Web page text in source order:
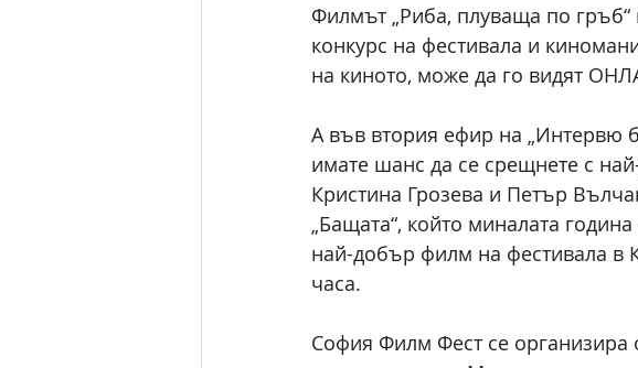
Филмът „Риба, плуваща по
конкурс на фестивала и
на киното, може да го видят
А във втория ефир на „Интервю
имате шанс да се срещнете с
Кристина Грозева и Петър
„Бащата“, който миналата
най-добър филм на фестивала в
часа.
София Филм Фест се